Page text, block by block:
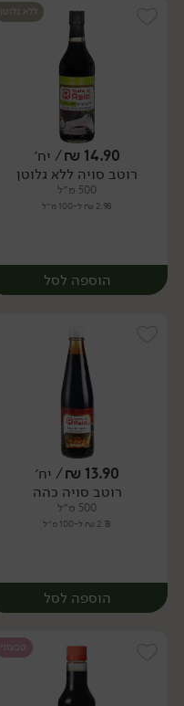
יח׳
ללא גלוטן
14.90
₪/ יח׳
רוטב סויה ללא גלוטן
500 מ״ל
2.98 ₪ ל-100 מ״ל
הוספה לסל
יח׳
13.90
₪/ יח׳
רוטב סויה כהה
500 מ״ל
2.78 ₪ ל-100 מ״ל
הוספה לסל
טבעוני